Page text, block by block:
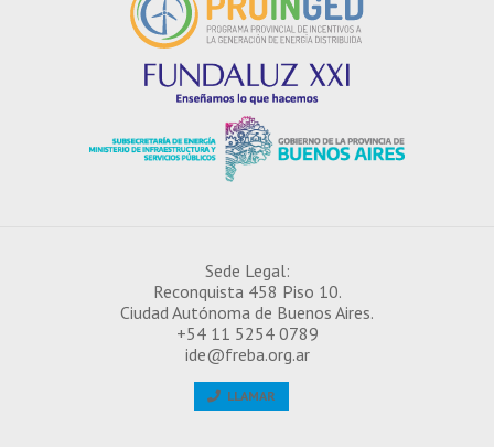
Sede Legal:
Reconquista 458 Piso 10.
Ciudad Autónoma de Buenos Aires.
+54 11 5254 0789
ide@freba.org.ar
LLAMAR